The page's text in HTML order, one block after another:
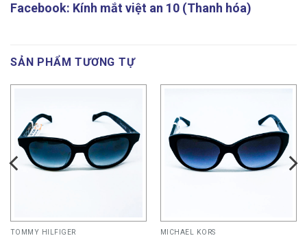
Facebook: Kính mắt việt an 10 (Thanh hóa)
SẢN PHẨM TƯƠNG TỰ
TOMMY HILFIGER MICHAEL KORS